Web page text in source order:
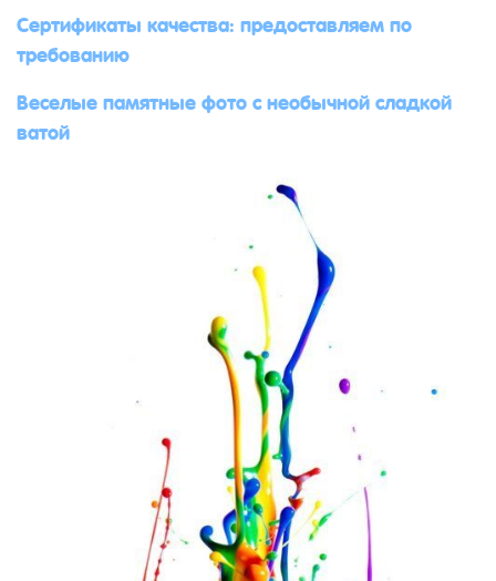
Сертификаты качества: предоставляем по
требованию
Веселые памятные фото с необычной сладкой
ватой